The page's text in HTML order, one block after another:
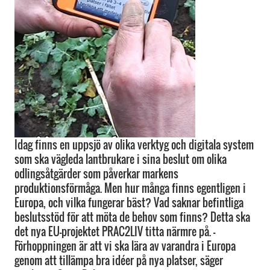
Idag finns en uppsjö av olika verktyg och digitala system
som ska vägleda lantbrukare i sina beslut om olika
odlingsåtgärder som påverkar markens
produktionsförmåga. Men hur många finns egentligen i
Europa, och vilka fungerar bäst? Vad saknar befintliga
beslutsstöd för att möta de behov som finns? Detta ska
det nya EU-projektet PRAC2LIV titta närmre på. –
Förhoppningen är att vi ska lära av varandra i Europa
genom att tillämpa bra idéer på nya platser, säger